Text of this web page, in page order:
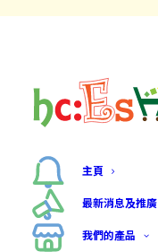
主頁
最新消息及推廣
我們的產品